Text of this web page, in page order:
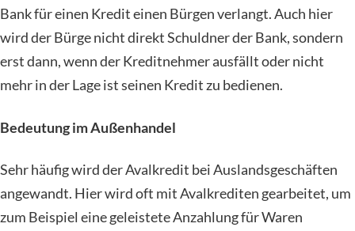
Bank für einen Kredit einen Bürgen verlangt. Auch hier
wird der Bürge nicht direkt Schuldner der Bank, sondern
erst dann, wenn der Kreditnehmer ausfällt oder nicht
mehr in der Lage ist seinen Kredit zu bedienen.
Bedeutung im Außenhandel
Sehr häufig wird der Avalkredit bei Auslandsgeschäften
angewandt. Hier wird oft mit Avalkrediten gearbeitet, um
zum Beispiel eine geleistete Anzahlung für Waren